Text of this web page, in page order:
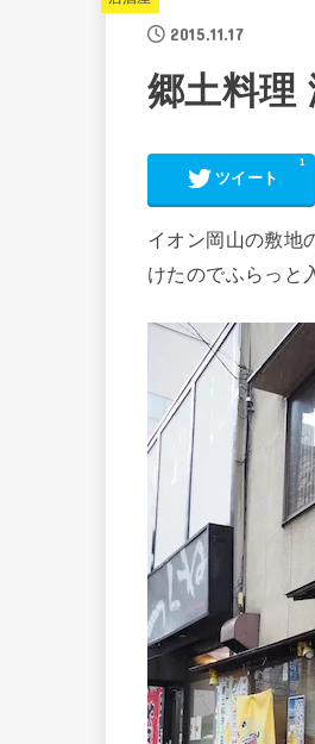
2015.11.17
郷土料理
ツイート
1
イオン岡山の敷地
けたのでふらっと